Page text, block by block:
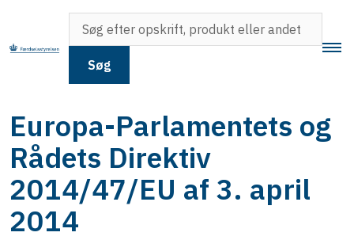
Søg
Europa-Parlamentets og
Rådets Direktiv
2014/47/EU af 3. april
2014